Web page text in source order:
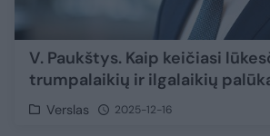
V. Paukštys. Kaip keičiasi
trumpalaikių ir ilgalaikių
Verslas 2025-12-16